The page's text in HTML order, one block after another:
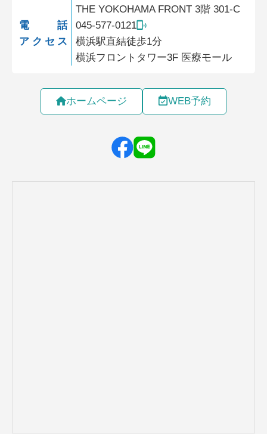
THE YOKOHAMA FRONT 3階 301-C
電話
045-577-0121
アクセス
横浜駅直結徒歩1分
横浜フロントタワー3F 医療モール
ホームページ WEB予約